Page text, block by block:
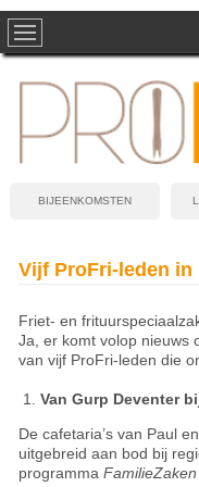
BIJEENKOMSTEN
Vijf ProFri-leden in
Friet- en
Ja, er komt volop nieuws
van vijf ProFri-leden die
Van Gurp Deventer
De cafetaria’s van Paul
uitgebreid aan bod bij
programma FamilieZaken